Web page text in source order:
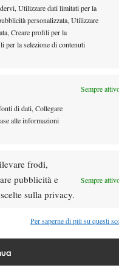
Utilizzare dati limitati per la
personalizzata, Utilizzare
Creare profili per la
per la selezione di contenuti
Sempre
di dati, Collegare
alle informazioni
frodi,
pubblicità e
sulla privacy.
Sempre
Per saperne di più su questi
“Il tennis deve diventare
set